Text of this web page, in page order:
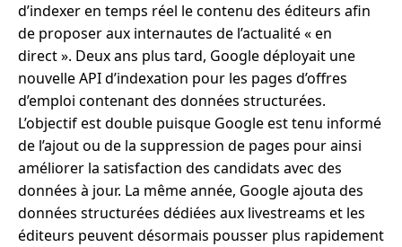
d’indexer en temps réel le contenu des éditeurs afin
de proposer aux internautes de l’actualité « en
direct ». Deux ans plus tard, Google déployait une
nouvelle API d’indexation pour les pages d’offres
d’emploi contenant des données structurées.
L’objectif est double puisque Google est tenu informé
de l’ajout ou de la suppression de pages pour ainsi
améliorer la satisfaction des candidats avec des
données à jour. La même année, Google ajouta des
données structurées dédiées aux livestreams et les
éditeurs peuvent désormais pousser plus rapidement